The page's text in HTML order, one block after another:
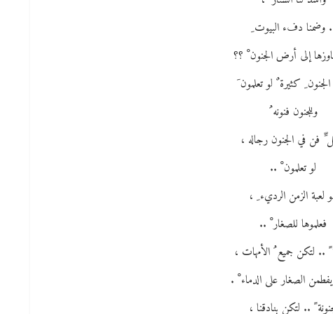
وضمنا دفء البيوت
إلى أرض الجنون ْ ؟؟
كثيرة ٌ لو تعلمون
وللجنون فنونه ُ
فن في الجنون رجاله ،
لو تعلمون ْ ..
لعبة الزمن الرديء ِ ،
فعلموها للصغار ْ ..
.. لتكن جميع ُ الأمهات ،
الصغار على الدماء ْ .
.. لتكن بنادقنا ،